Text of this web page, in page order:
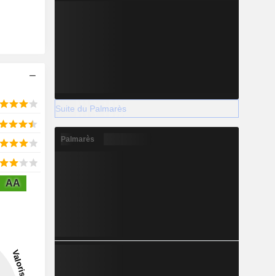
AA
Suite du Palmarès
Palmarès